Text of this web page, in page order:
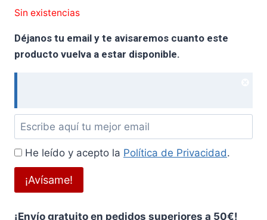
era: es:
Sin existencias
Déjanos tu email y te avisaremos cuanto este
producto vuelva a estar disponible.
Déjanos
tu
email
y
cuanto
He leído y acepto la Política de Privacidad.
¡Avísame!
¡Envío gratuito en pedidos superiores a 50€!